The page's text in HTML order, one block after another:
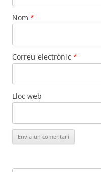
Nom *
Correu electrònic *
Lloc web